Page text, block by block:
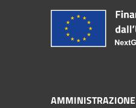
AMMINISTRAZIONE